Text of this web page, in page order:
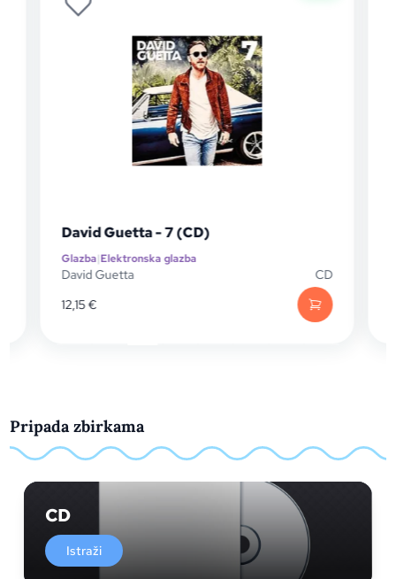
David Guetta - 7 (CD)
Glazba|Elektronska glazba
David Guetta
CD
12,15€
Pripada zbirkama
CD
Istraži